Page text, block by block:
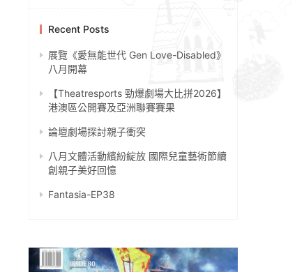
Recent Posts
展覽《愛無能世代 Gen Love-Disabled》
八月開幕
【Theatresports 勁爆劇場大比拼2026】
港澳區公開賽及亞洲聯賽賽果
論壇劇場探討親子衝突
八月文體活動繽紛綻放 國際兒童藝術節續
創親子美好回憶
Fantasia-EP38